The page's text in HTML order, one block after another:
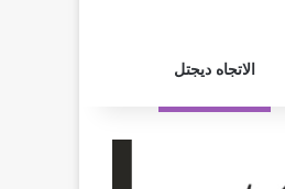
الاتجاه ديجتل